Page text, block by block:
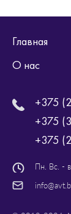
Главная
О нас
+375
+375
+375
Пн. Вс. -